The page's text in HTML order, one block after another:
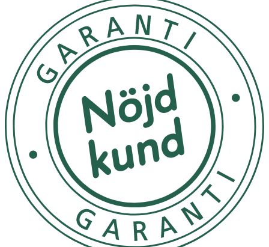
OK för gravida och ammande:
Marks
CONTAINS_LATEX